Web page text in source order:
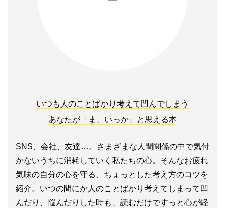
いつも人のことばかり考えて凹んでしまう
あなたが「ま、いっか」と思える本
SNS、会社、友達…。さまざまな人間関係の中で気付
かないうちに消耗していく私たちの心。そんなお疲れ
気味の自分の心を守る、ちょっとした考え方のコツを
紹介。いつの間にか人のことばかり考えてしまって凹
んだり、悩んだりした時も、読むだけですっと心が軽